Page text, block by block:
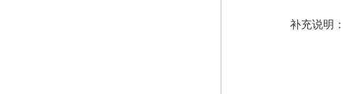
补充说明：